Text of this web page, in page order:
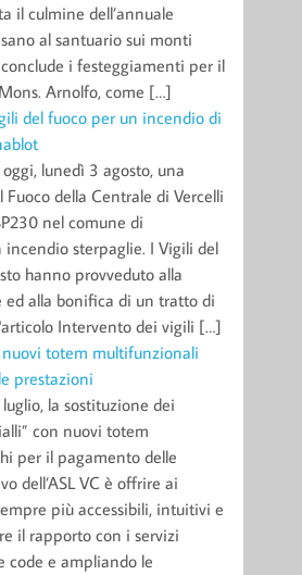
il culmine dell’annuale
al santuario sui monti
i festeggiamenti per il
Arnolfo, come […]
del fuoco per un incendio di
lunedì 3 agosto, una
della Centrale di Vercelli
nel comune di
incendio sterpaglie. I Vigili del
hanno provveduto alla
alla bonifica di un tratto di
Intervento dei vigili […]
nuovi totem multifunzionali
prestazioni
la sostituzione dei
con nuovi totem
per il pagamento delle
dell’ASL VC è offrire ai
più accessibili, intuitivi e
il rapporto con i servizi
code e ampliando le